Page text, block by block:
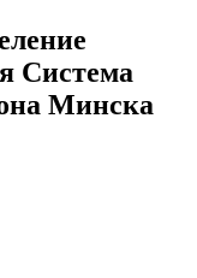
Система
Минска